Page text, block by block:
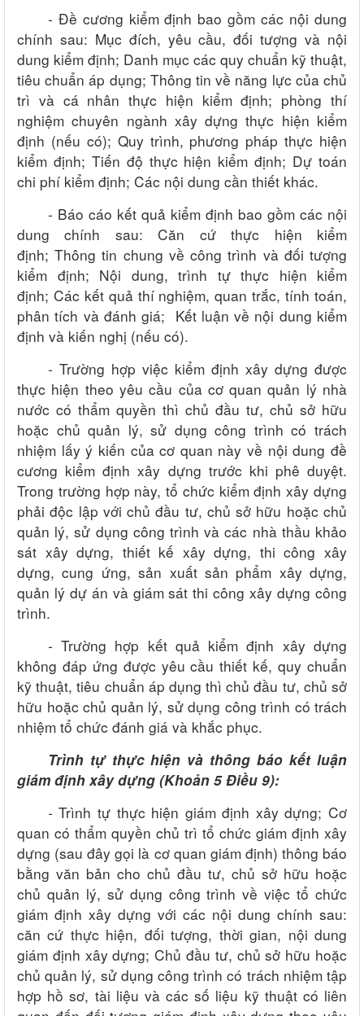
- Đề cương kiểm định bao gồm các nội dung
chính sau: Mục đích, yêu cầu, đối tượng và nội
dung kiểm định; Danh mục các quy chuẩn kỹ thuật,
tiêu chuẩn áp dụng; Thông tin về năng lực của chủ
trì và cá nhân thực hiện kiểm định; phòng thí
nghiệm chuyên ngành xây dựng thực hiện kiểm
định (nếu có); Quy trình, phương pháp thực hiện
kiểm định; Tiến độ thực hiện kiểm định; Dự toán
chi phí kiểm định; Các nội dung cần thiết khác.
- Báo cáo kết quả kiểm định bao gồm các nội
dung chính sau:
Căn cứ thực hiện kiểm
định; Thông tin chung về công trình và đối tượng
kiểm định; Nội dung, trình tự thực hiện kiểm
định; Các kết quả thí nghiệm, quan trắc, tính toán,
phân tích và đánh giá; Kết luận về nội dung kiểm
định và kiến nghị (nếu có).
- Trường hợp việc kiểm định xây dựng được
thực hiện theo yêu cầu của cơ quan quản lý nhà
nước có thẩm quyền thì chủ đầu tư, chủ sở hữu
hoặc chủ quản lý, sử dụng công trình có trách
nhiệm lấy ý kiến của cơ quan này về nội dung đề
cương kiểm định xây dựng trước khi phê duyệt.
Trong trường hợp này, tổ chức kiểm định xây dựng
phải độc lập với chủ đầu tư, chủ sở hữu hoặc chủ
quản lý, sử dụng công trình và các nhà thầu khảo
sát xây dựng, thiết kế xây dựng, thi công xây
dựng, cung ứng, sản xuất sản phẩm xây dựng,
quản lý dự án và giám sát thi công xây dựng công
trình.
-Trường hợp kết quả kiểm định xây dựng
không đáp ứng được yêu cầu thiết kế, quy chuẩn
kỹ thuật, tiêu chuẩn áp dụng thì chủ đầu tư, chủ sở
hữu hoặc chủ quản lý, sử dụng công trình có trách
nhiệm tổ chức đánh giá và khắc phục.
Trình tự thực hiện và thông báo kết luận
giám định xây dựng (Khoản 5 Điều 9):
-Trình tự thực hiện giám định xây dựng;Cơ
quan có thẩm quyền chủ trì tổ chức giám định xây
dựng (sau đây gọi là cơ quan giám định) thông báo
bằng văn bản cho chủ đầu tư, chủ sở hữu hoặc
chủ quản lý, sử dụng công trình về việc tổ chức
giám định xây dựng với các nội dung chính sau:
căn cứ thực hiện, đối tượng, thời gian, nội dung
giám định xây dựng; Chủ đầu tư, chủ sở hữu hoặc
chủ quản lý, sử dụng công trình có trách nhiệm tập
hợp hồ sơ, tài liệu và các số liệu kỹ thuật có liên